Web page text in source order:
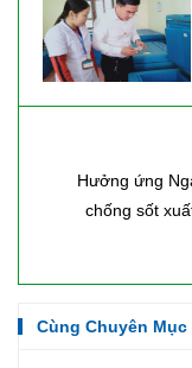
Hưởng ứng
chống sốt
Cùng Chuyên Mục